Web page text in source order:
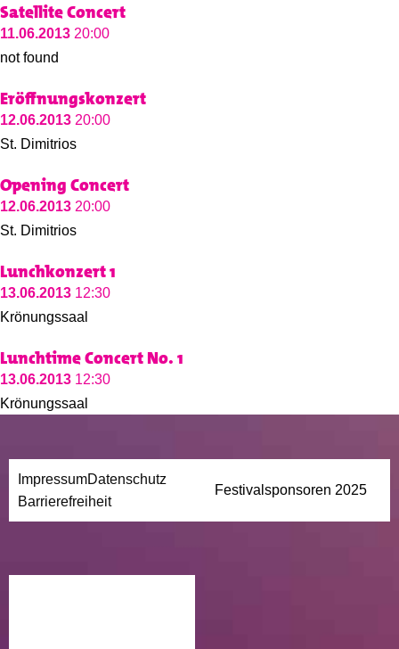
Satellite Concert
11.06.2013 20:00
not found
Eröffnungskonzert
12.06.2013 20:00
St. Dimitrios
Opening Concert
12.06.2013 20:00
St. Dimitrios
Lunchkonzert 1
13.06.2013 12:30
Krönungssaal
Lunchtime Concert No. 1
13.06.2013 12:30
Krönungssaal
Festivalsponsoren 2025
ImpressumDatenschutz
Barrierefreiheit